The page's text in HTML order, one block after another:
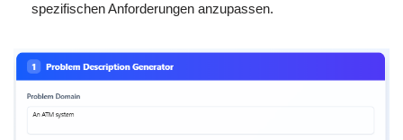
spezifischen Anforderungen anzupassen.